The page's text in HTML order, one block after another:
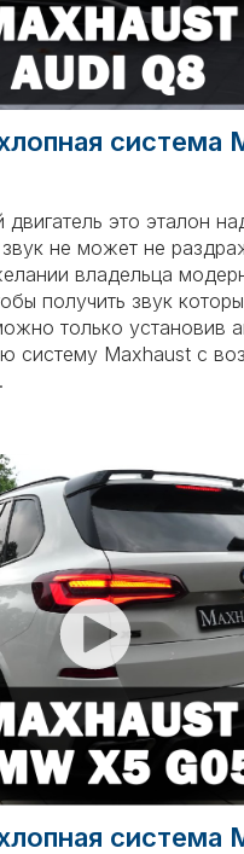
система
это эталон
не может не
владельца
получить звук
только установив
систему Maxhaust с
система